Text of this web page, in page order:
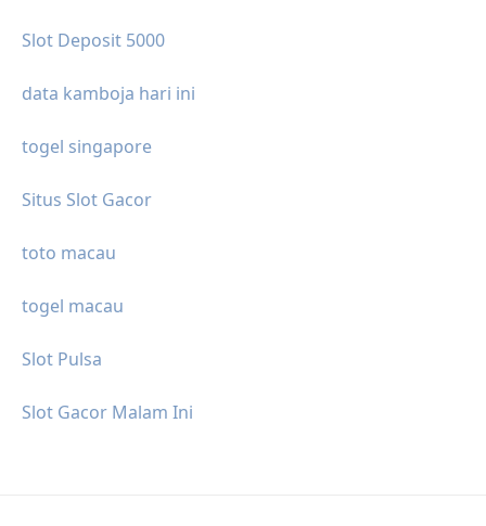
Slot Deposit 5000
data kamboja hari ini
togel singapore
Situs Slot Gacor
toto macau
togel macau
Slot Pulsa
Slot Gacor Malam Ini